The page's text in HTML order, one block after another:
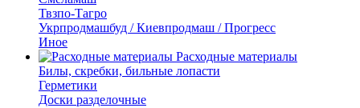
Твзпо-Тагро
Укрпродмашбуд / Киевпродмаш / Прогресс
Иное
Расходные материалы
Билы, скребки, бильные лопасти
Герметики
Доски разделочные